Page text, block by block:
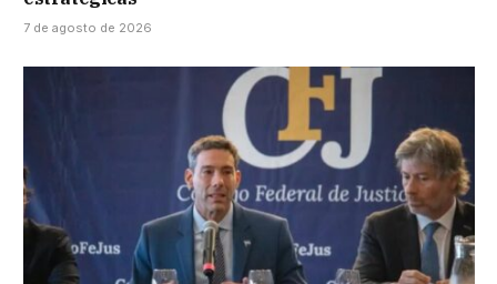
7 de agosto de 2026